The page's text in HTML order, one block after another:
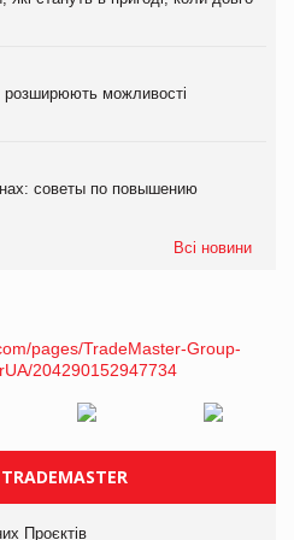
можливості
советы по повышению
Всі новини
Проєктів